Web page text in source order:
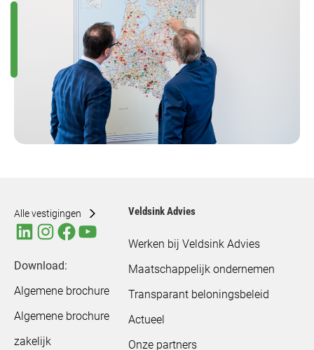
Alle vestigingen
Download:
Algemene brochure
Algemene brochure
zakelijk
Veldsink Advies
Werken bij Veldsink Advies
Maatschappelijk ondernemen
Transparant beloningsbeleid
Actueel
Onze partners